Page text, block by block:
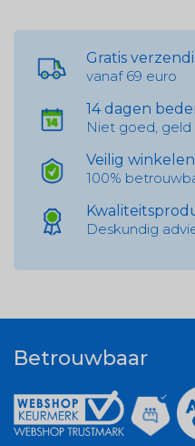
Gratis
vanaf 69 euro
14 dagen
Niet goed, geld
Veilig winkelen
100%
Deskundig
Betrouwbaar